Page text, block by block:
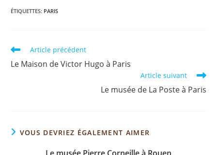
ÉTIQUETTES: PARIS
Article précédent
Le Maison de Victor Hugo à Paris
Article suivant
Le musée de La Poste à Paris
VOUS DEVRIEZ ÉGALEMENT AIMER